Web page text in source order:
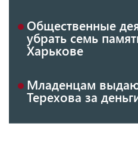
Общественные
убрать семь
Харькове
Младенцам
Терехова за